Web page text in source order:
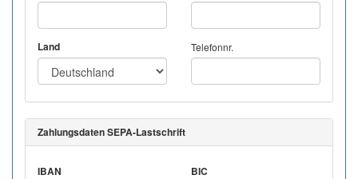
Land Telefonnr.
Zahlungsdaten SEPA-Lastschrift
IBAN BIC